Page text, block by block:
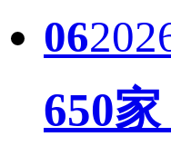
06
650